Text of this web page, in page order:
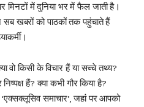
में दुनिया भर में फैल जाती है।
सब खबरों को पाठकों तक पहुंचाते हैं
वो किसी के विचार हैं या सच्चे तथ्य?
निष्पक्ष हैं? क्या कभी गौर किया है?
समाचार’, जहां पर आपको